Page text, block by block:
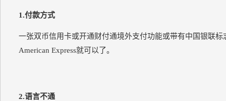
1.付款方式
一张双币信用卡或开通财付通境外支付功能或带有中国银联
American Express就可以了。
2.语言不通